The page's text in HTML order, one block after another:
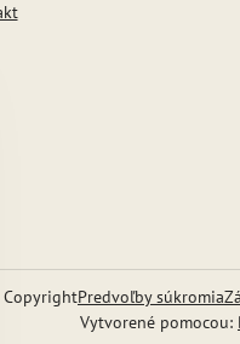
CopyrightPredvoľby súkromia
Vytvorené pomocou: